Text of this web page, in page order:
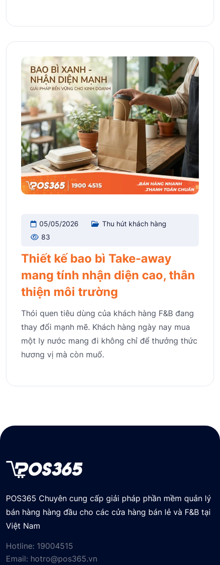
05/05/2026
Thu hút khách hàng
83
Thiết kế bao bì Take-away
mang tính nhận diện cao, thân
thiện môi trường
Thói quen tiêu dùng của khách hàng F&B đang
thay đổi mạnh mẽ. Khách hàng ngày nay mua
một ly nước mang đi không chỉ để thưởng thức
hương vị mà còn muố.
POS365 Chuyên cung cấp giải pháp phần mềm quản lý
bán hàng hàng đầu cho các cửa hàng bán lẻ và F&B tại
Việt Nam
Hotline: 19004515
Email: hotro@pos365.vn